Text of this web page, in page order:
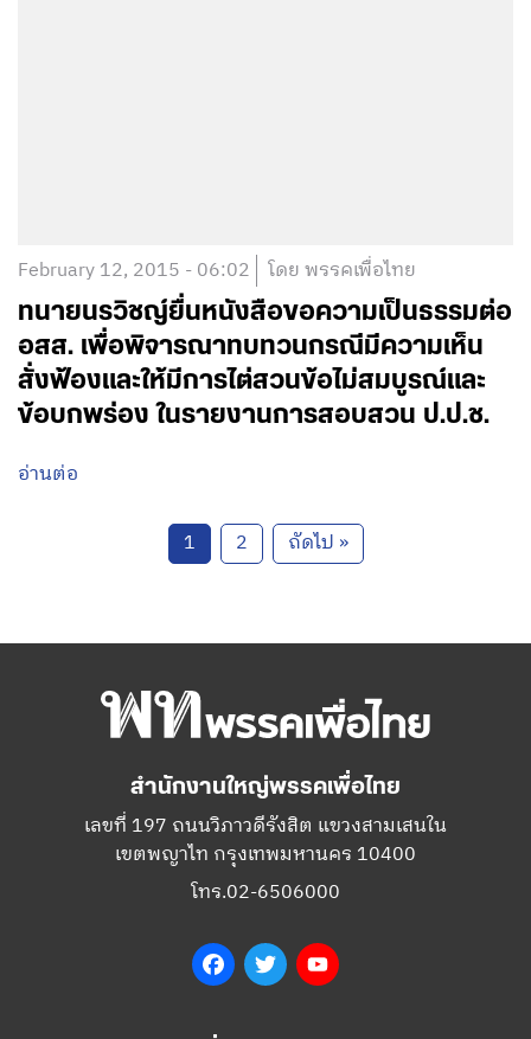
February 12, 2015 - 06:02 โดย พรรคเพื่อไทย
ทนายนรวิชญ์ยื่นหนังสือขอความเป็นธรรมต่อ
อสส. เพื่อพิจารณาทบทวนกรณีมีความเห็น
สั่งฟ้องและให้มีการไต่สวนข้อไม่สมบูรณ์และ
ข้อบกพร่อง ในรายงานการสอบสวน ป.ป.ช.
อ่านต่อ
1 2 ถัดไป »
สำนักงานใหญ่พรรคเพื่อไทย
เลขที่ 197 ถนนวิภาวดีรังสิต แขวงสามเสนใน
เขตพญาไท กรุงเทพมหานคร 10400
โทร.02-6506000
FacebookTwitter